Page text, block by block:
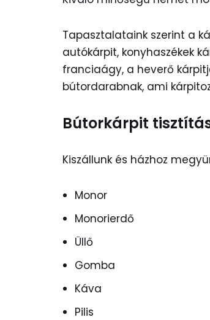
Tapasztalataink szerint a
autókárpit, konyhaszékek
franciaágy, a heverő
bútordarabnak, ami
Bútorkárpit
Kiszállunk és házhoz
Monor
Monorierdő
Üllő
Gomba
Káva
Pilis